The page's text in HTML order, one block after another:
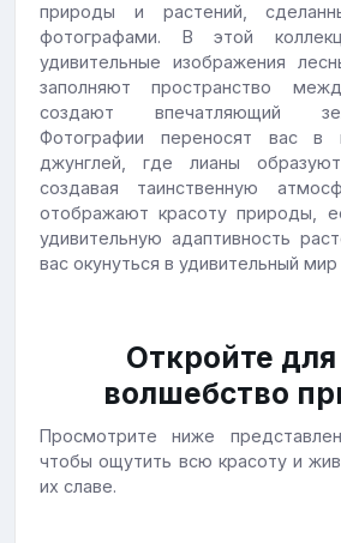
природы и растений,
фотографами. В этой
удивительные изображения
заполняют пространство
создают впечатляющий
Фотографии переносят вас в
джунглей, где лианы
создавая таинственную
отображают красоту природы,
удивительную адаптивность
вас окунуться в удивительный мир
Откройте для
волшебство
Просмотрите ниже
чтобы ощутить всю красоту и
их славе.